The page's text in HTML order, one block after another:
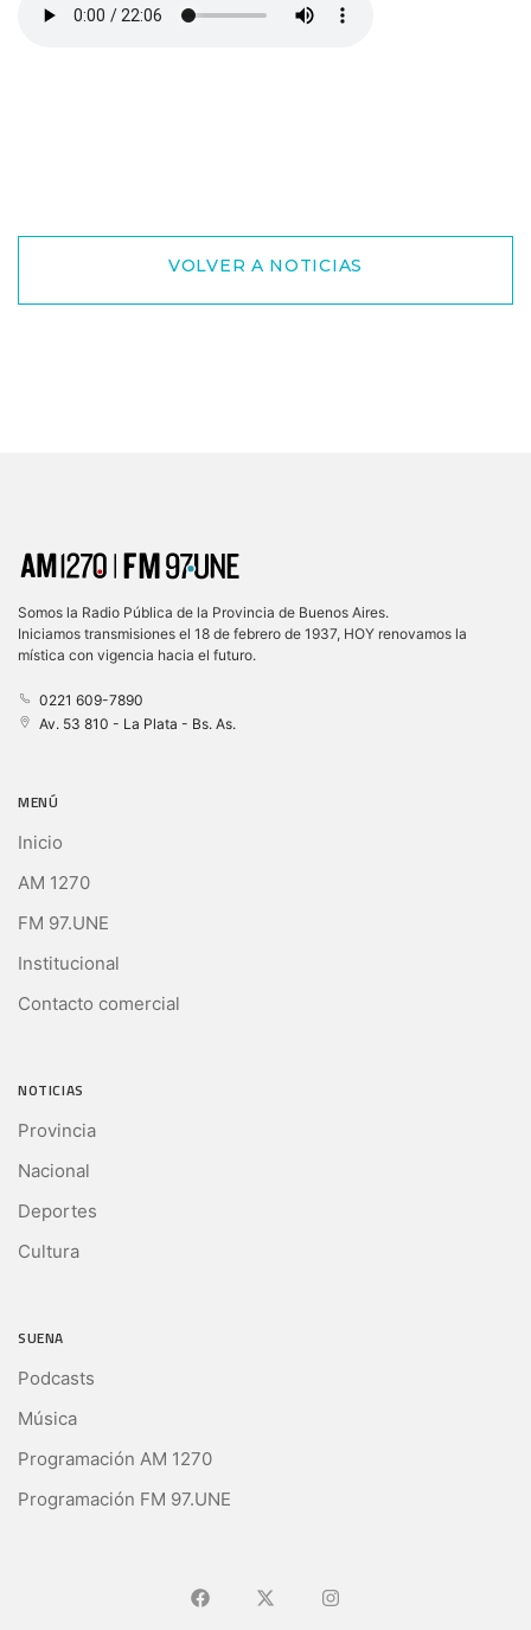
VOLVER A NOTICIAS
Somos la Radio Pública de la Provincia de Buenos Aires.
Iniciamos transmisiones el 18 de febrero de 1937, HOY renovamos la
mística con vigencia hacia el futuro.
0221 609-7890
Av. 53 810 - La Plata - Bs. As.
MENÚ
Inicio
AM 1270
FM 97.UNE
Institucional
Contacto comercial
NOTICIAS
Provincia
Nacional
Deportes
Cultura
SUENA
Podcasts
Música
Programación AM 1270
Programación FM 97.UNE
Ir a FacebookIr a X (Ex-Twitter)
Ir a